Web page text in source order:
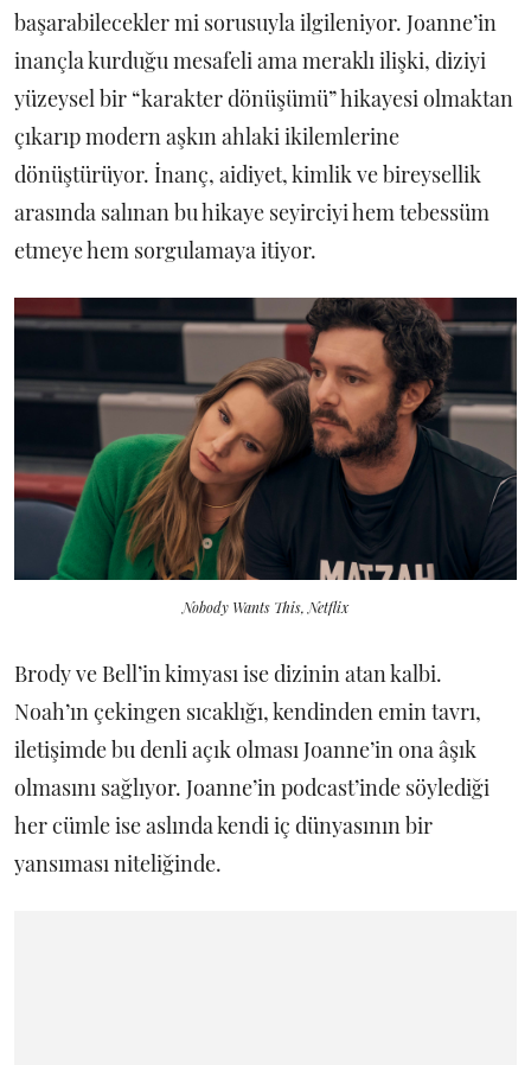
başarabilecekler mi sorusuyla ilgileniyor. Joanne’in
inançla kurduğu mesafeli ama meraklı ilişki, diziyi
yüzeysel bir “karakter dönüşümü” hikayesi olmaktan
çıkarıp modern aşkın ahlaki ikilemlerine
dönüştürüyor. İnanç, aidiyet, kimlik ve bireysellik
arasında salınan bu hikaye seyirciyi hem tebessüm
etmeye hem sorgulamaya itiyor.
Nobody Wants This, Netflix
Brody ve Bell’in kimyası ise dizinin atan kalbi.
Noah’ın çekingen sıcaklığı, kendinden emin tavrı,
iletişimde bu denli açık olması Joanne’in ona âşık
olmasını sağlıyor. Joanne’in podcast’inde söylediği
her cümle ise aslında kendi iç dünyasının bir
yansıması niteliğinde.